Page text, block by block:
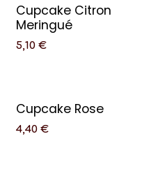
Cupcake Citron
Meringué
5,10 €
Cupcake Rose
4,40 €